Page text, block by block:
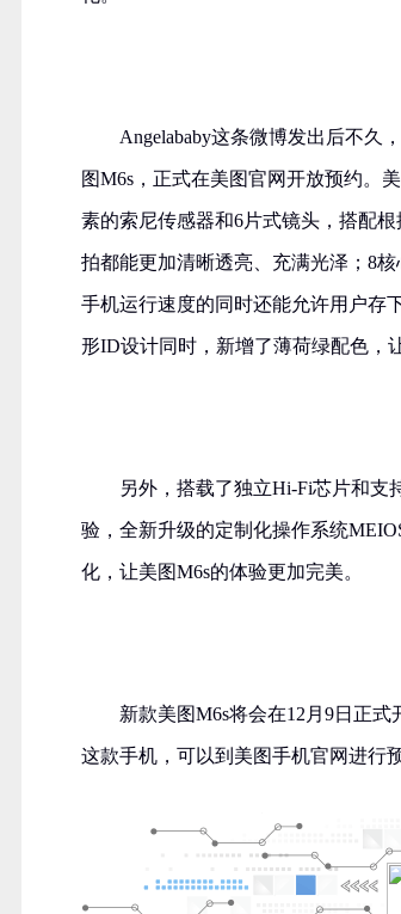
Angelababy这条微博发出后不
图M6s，正式在美图官网开放预约。
素的索尼传感器和6片式镜头，搭配
拍都能更加清晰透亮、充满光泽；8
手机运行速度的同时还能允许用户存
形ID设计同时，新增了薄荷绿配色，
另外，搭载了独立Hi-Fi芯片和支
验，全新升级的定制化操作系统
化，让美图M6s的体验更加完美。
新款美图M6s将会在12月9日正
这款手机，可以到美图手机官网进行